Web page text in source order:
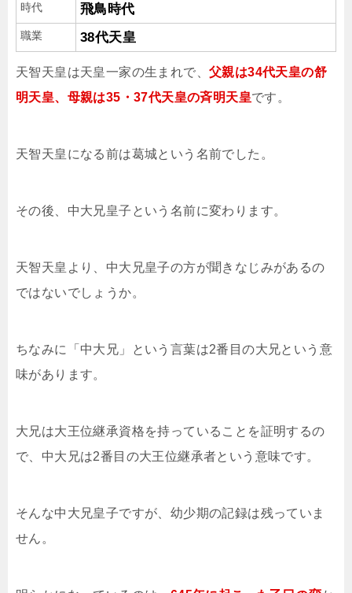
時代 飛鳥時代
職業 38代天皇
天智天皇は天皇一家の生まれで、 父親は34代天皇の舒
明天皇、母親は35・37代天皇の斉明天皇です。
天智天皇になる前は葛城という名前でした。
その後、中大兄皇子という名前に変わります。
天智天皇より、中大兄皇子の方が聞きなじみがあるの
ではないでしょうか。
ちなみに「中大兄」という言葉は2番目の大兄という意
味があります。
大兄は大王位継承資格を持っていることを証明するの
で、中大兄は2番目の大王位継承者という意味です。
そんな中大兄皇子ですが、幼少期の記録は残っていま
せん。